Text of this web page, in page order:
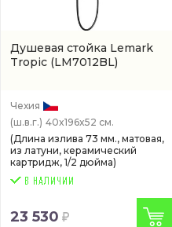
Душевая стойка Lemark
Tropic (LM7012BL)
Чехия
(ш.в.г.) 40x196x52 см.
(Длина излива 73 мм., матовая,
из латуни, керамический
картридж, 1/2 дюйма)
23 530